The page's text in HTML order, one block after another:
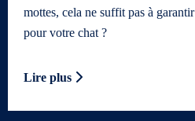
mottes, cela ne suffit pas à
pour votre chat ?
Lire plus